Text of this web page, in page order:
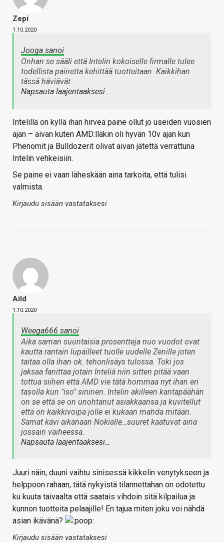
Zepi
1.10.2020
Jooga sanoi
Onhan se sääli että Intelin kokoiselle firmalle tulee
todellista painetta kehittää tuotteitaan. Kaikkihan
tässä häviävät.
Napsauta laajentaaksesi…
Intelillä on kyllä ihan hirveä paine ollut jo useiden vuosien
ajan – aivan kuten AMD:lläkin oli hyvän 10v ajan kun
Phenomit ja Bulldozerit olivat aivan jätettä verrattuna
Intelin vehkeisiin.
Se paine ei vaan läheskään aina tarkoita, että tulisi
valmista.
Kirjaudu sisään vastataksesi
Aild
1.10.2020
Weega666 sanoi
Aika saman suuntaisia prosentteja nuo vuodot ovat
kautta rantain lupailleet tuolle uudelle Zenille joten
taitaa olla ihan ok. tehonlisäys tulossa. Toki jos
jaksaa fanittaa jotain Inteliä niin sitten pitää vaan
tottua siihen että AMD vie tätä hommaa nyt ihan eri
tasolla kun "iso" sininen. Intelin akilleen kantapäähän
on se että se on unohtanut asiakkaansa ja kuvitellut
että on kaikkivoipa jolle ei kukaan mahda mitään.
Samat kävi aikanaan Nokialle…suuret kaatuvat aina
jossain vaiheessa.
Napsauta laajentaaksesi…
Juuri näin, duuni vaihtu sinisessä kikkelin venytykseen ja
helppoon rahaan, tätä nykyistä tilannettahan on odotettu
ku kuuta taivaalta että saatais vihdoin sitä kilpailua ja
kunnon tuotteita pelaajille! En tajua miten joku voi nähdä
asian ikävänä?
Kirjaudu sisään vastataksesi